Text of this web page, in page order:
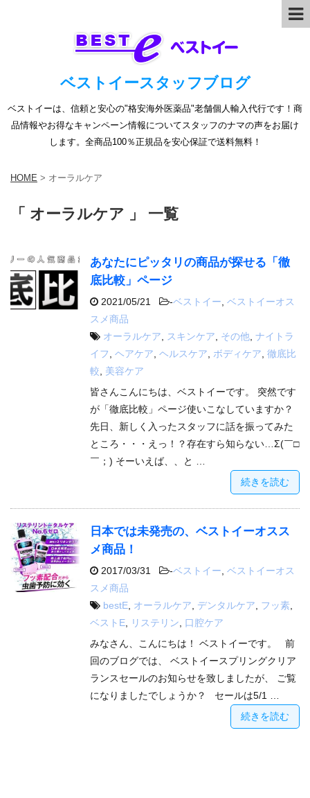
ベストイースタッフブログ
ベストイーは、信頼と安心の"格安海外医薬品"老舗個人輸入代行です！商
品情報やお得なキャンペーン情報についてスタッフのナマの声をお届け
します。全商品100％正規品を安心保証で送料無料！
HOME > オーラルケア
「 オーラルケア 」 一覧
あなたにピッタリの商品が探せる「徹
底比較」ページ
2021/05/21 -ベストイー ベストイーオス
スメ商品
オーラルケア
スキンケア その他 ナイトラ
イフ
ヘアケア ヘルスケア ボディケア 徹底比
較
美容ケア
皆さんこんにちは、ベストイーです。 突然です
が「徹底比較」ページ使いこなしていますか？
先日、新しく入ったスタッフに話を振ってみた
ところ・・・えっ！？存在すら知らない…Σ(￣□
￣；) そーいえば、、と …
続きを読む
日本では未発売の、ベストイーオスス
メ商品！
2017/03/31 -ベストイー ベストイーオス
スメ商品
bestE オーラルケア デンタルケア フッ素
ベストE
リステリン
口腔ケア
みなさん、こんにちは！ ベストイーです。 前
回のブログでは、 ベストイースプリングクリア
ランスセールのお知らせを致しましたが、 ご覧
になりましたでしょうか？ セールは5/1 …
続きを読む